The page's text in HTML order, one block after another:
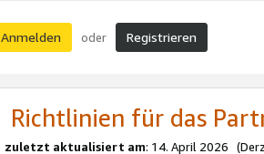
Anmelden oder Registrieren
Richtlinien für das
zuletzt aktualisiert am: 14. April 2026